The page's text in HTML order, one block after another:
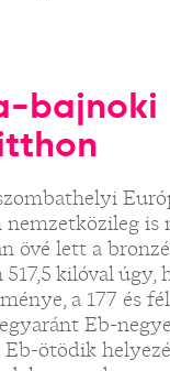
bajnoki
nemzetközileg is
övé lett a
kilóval úgy,
a 177 és
Eb-
Eb-ötödik